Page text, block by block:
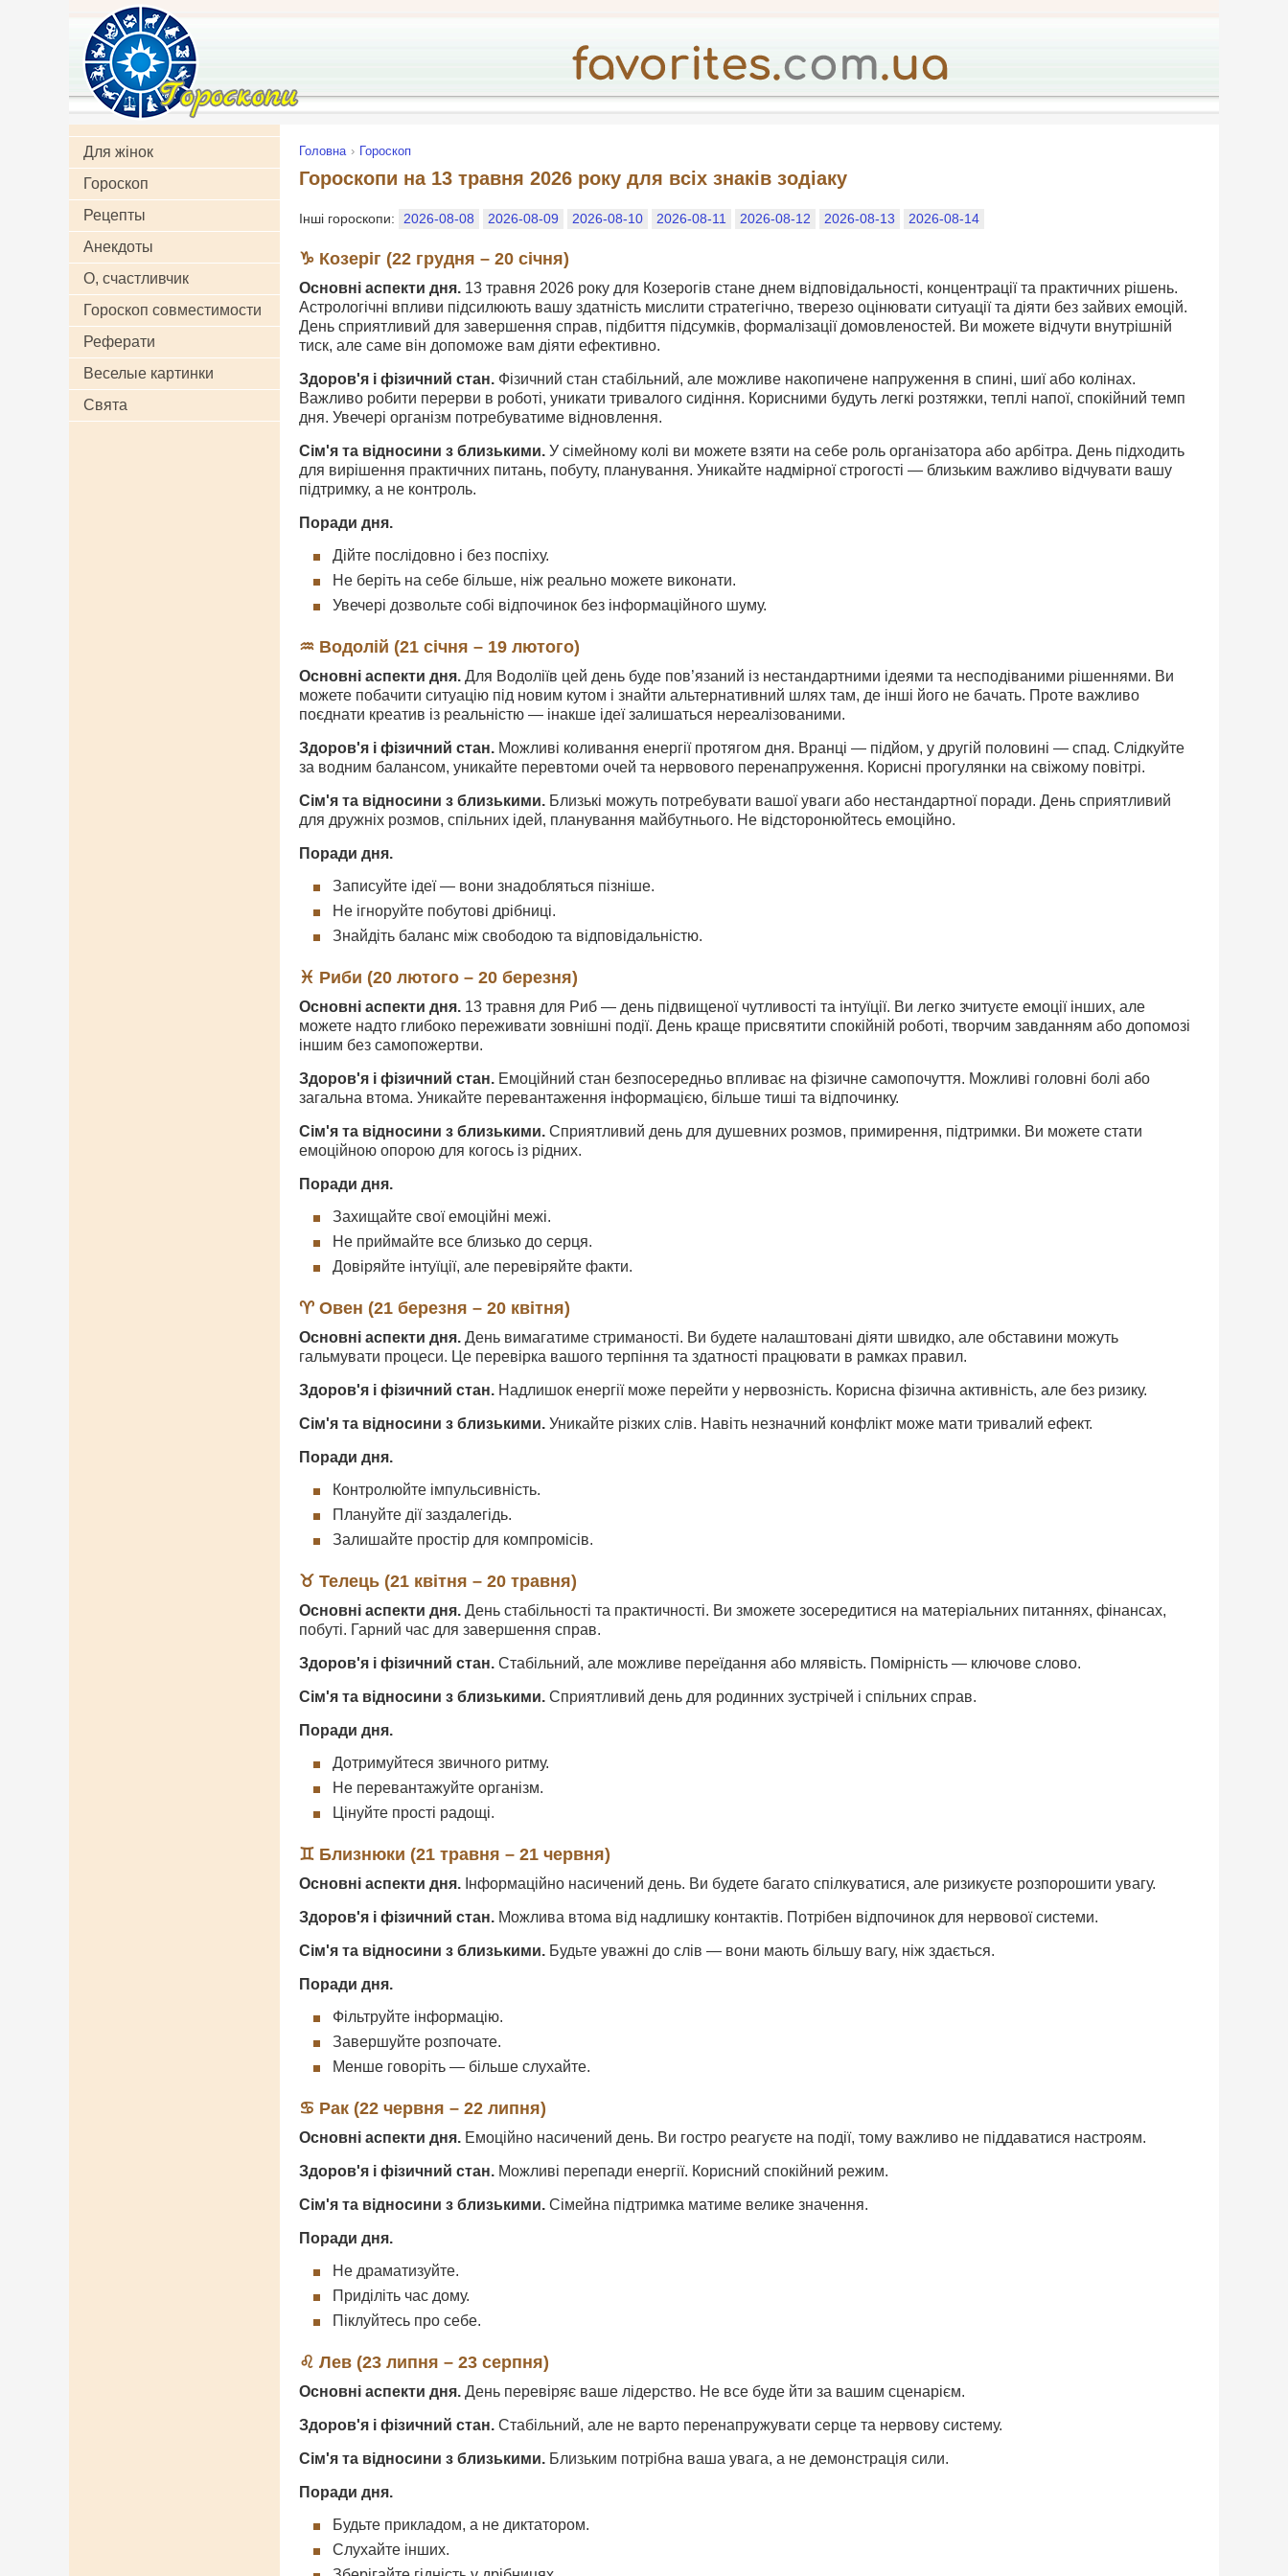
Для жінок
Гороскоп
Рецепты
Анекдоты
О, счастливчик
Гороскоп совместимости
Реферати
Веселые картинки
Свята
Головна Гороскоп
Гороскопи на 13 травня 2026 року для всіх знаків зодіаку
Інші гороскопи: 2026-08-08 2026-08-09 2026-08-10 2026-08-11 2026-08-12 2026-08-13 2026-08-14
♑ Козеріг (22 грудня – 20 січня)
Основні аспекти дня. 13 травня 2026 року для Козерогів стане днем відповідальності, концентрації та практичних рішень.
Астрологічні впливи підсилюють вашу здатність мислити стратегічно, тверезо оцінювати ситуації та діяти без зайвих емоцій.
День сприятливий для завершення справ, підбиття підсумків, формалізації домовленостей. Ви можете відчути внутрішній
тиск, але саме він допоможе вам діяти ефективно.
Здоров'я і фізичний стан. Фізичний стан стабільний, але можливе накопичене напруження в спині, шиї або колінах.
Важливо робити перерви в роботі, уникати тривалого сидіння. Корисними будуть легкі розтяжки, теплі напої, спокійний темп
дня. Увечері організм потребуватиме відновлення.
Сім'я та відносини з близькими. У сімейному колі ви можете взяти на себе роль організатора або арбітра. День підходить
для вирішення практичних питань, побуту, планування. Уникайте надмірної строгості — близьким важливо відчувати вашу
підтримку, а не контроль.
Поради дня.
Дійте послідовно і без поспіху.
Не беріть на себе більше, ніж реально можете виконати.
Увечері дозвольте собі відпочинок без інформаційного шуму.
♒ Водолій (21 січня – 19 лютого)
Основні аспекти дня. Для Водоліїв цей день буде пов’язаний із нестандартними ідеями та несподіваними рішеннями. Ви
можете побачити ситуацію під новим кутом і знайти альтернативний шлях там, де інші його не бачать. Проте важливо
поєднати креатив із реальністю — інакше ідеї залишаться нереалізованими.
Здоров'я і фізичний стан. Можливі коливання енергії протягом дня. Вранці — підйом, у другій половині — спад. Слідкуйте
за водним балансом, уникайте перевтоми очей та нервового перенапруження. Корисні прогулянки на свіжому повітрі.
Сім'я та відносини з близькими. Близькі можуть потребувати вашої уваги або нестандартної поради. День сприятливий
для дружніх розмов, спільних ідей, планування майбутнього. Не відсторонюйтесь емоційно.
Поради дня.
Записуйте ідеї — вони знадобляться пізніше.
Не ігноруйте побутові дрібниці.
Знайдіть баланс між свободою та відповідальністю.
♓ Риби (20 лютого – 20 березня)
Основні аспекти дня. 13 травня для Риб — день підвищеної чутливості та інтуїції. Ви легко зчитуєте емоції інших, але
можете надто глибоко переживати зовнішні події. День краще присвятити спокійній роботі, творчим завданням або допомозі
іншим без самопожертви.
Здоров'я і фізичний стан. Емоційний стан безпосередньо впливає на фізичне самопочуття. Можливі головні болі або
загальна втома. Уникайте перевантаження інформацією, більше тиші та відпочинку.
Сім'я та відносини з близькими. Сприятливий день для душевних розмов, примирення, підтримки. Ви можете стати
емоційною опорою для когось із рідних.
Поради дня.
Захищайте свої емоційні межі.
Не приймайте все близько до серця.
Довіряйте інтуїції, але перевіряйте факти.
♈ Овен (21 березня – 20 квітня)
Основні аспекти дня. День вимагатиме стриманості. Ви будете налаштовані діяти швидко, але обставини можуть
гальмувати процеси. Це перевірка вашого терпіння та здатності працювати в рамках правил.
Здоров'я і фізичний стан. Надлишок енергії може перейти у нервозність. Корисна фізична активність, але без ризику.
Сім'я та відносини з близькими. Уникайте різких слів. Навіть незначний конфлікт може мати тривалий ефект.
Поради дня.
Контролюйте імпульсивність.
Плануйте дії заздалегідь.
Залишайте простір для компромісів.
♉ Телець (21 квітня – 20 травня)
Основні аспекти дня. День стабільності та практичності. Ви зможете зосередитися на матеріальних питаннях, фінансах,
побуті. Гарний час для завершення справ.
Здоров'я і фізичний стан. Стабільний, але можливе переїдання або млявість. Помірність — ключове слово.
Сім'я та відносини з близькими. Сприятливий день для родинних зустрічей і спільних справ.
Поради дня.
Дотримуйтеся звичного ритму.
Не перевантажуйте організм.
Цінуйте прості радощі.
♊ Близнюки (21 травня – 21 червня)
Основні аспекти дня. Інформаційно насичений день. Ви будете багато спілкуватися, але ризикуєте розпорошити увагу.
Здоров'я і фізичний стан. Можлива втома від надлишку контактів. Потрібен відпочинок для нервової системи.
Сім'я та відносини з близькими. Будьте уважні до слів — вони мають більшу вагу, ніж здається.
Поради дня.
Фільтруйте інформацію.
Завершуйте розпочате.
Менше говоріть — більше слухайте.
♋ Рак (22 червня – 22 липня)
Основні аспекти дня. Емоційно насичений день. Ви гостро реагуєте на події, тому важливо не піддаватися настроям.
Здоров'я і фізичний стан. Можливі перепади енергії. Корисний спокійний режим.
Сім'я та відносини з близькими. Сімейна підтримка матиме велике значення.
Поради дня.
Не драматизуйте.
Приділіть час дому.
Піклуйтесь про себе.
♌ Лев (23 липня – 23 серпня)
Основні аспекти дня. День перевіряє ваше лідерство. Не все буде йти за вашим сценарієм.
Здоров'я і фізичний стан. Стабільний, але не варто перенапружувати серце та нервову систему.
Сім'я та відносини з близькими. Близьким потрібна ваша увага, а не демонстрація сили.
Поради дня.
Будьте прикладом, а не диктатором.
Слухайте інших.